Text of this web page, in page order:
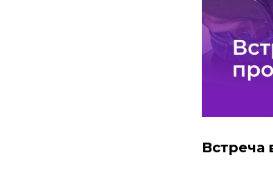
Встреча